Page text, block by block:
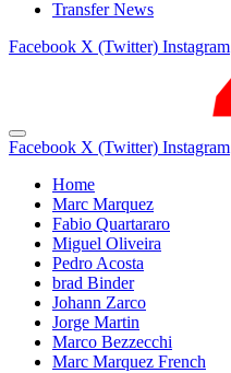
Transfer News
Facebook X (Twitter) Instagram
Facebook X (Twitter) Instagram
Home
Marc Marquez
Fabio Quartararo
Miguel Oliveira
Pedro Acosta
brad Binder
Johann Zarco
Jorge Martin
Marco Bezzecchi
Marc Marquez French